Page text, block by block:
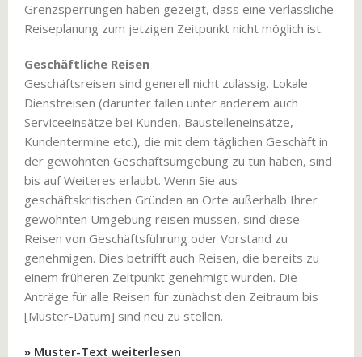
Grenzsperrungen haben gezeigt, dass eine verlässliche
Reiseplanung zum jetzigen Zeitpunkt nicht möglich ist.
Geschäftliche Reisen
Geschäftsreisen sind generell nicht zulässig. Lokale
Dienstreisen (darunter fallen unter anderem auch
Serviceeinsätze bei Kunden, Baustelleneinsätze,
Kundentermine etc.), die mit dem täglichen Geschäft in
der gewohnten Geschäftsumgebung zu tun haben, sind
bis auf Weiteres erlaubt. Wenn Sie aus
geschäftskritischen Gründen an Orte außerhalb Ihrer
gewohnten Umgebung reisen müssen, sind diese
Reisen von Geschäftsführung oder Vorstand zu
genehmigen. Dies betrifft auch Reisen, die bereits zu
einem früheren Zeitpunkt genehmigt wurden. Die
Anträge für alle Reisen für zunächst den Zeitraum bis
[Muster-Datum] sind neu zu stellen.
» Muster-Text weiterlesen